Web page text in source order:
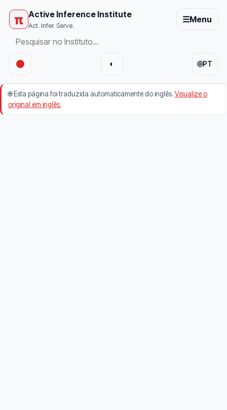
π Active Inference Institute
Act. Infer. Serve.
☰Menu
🌐PT
◐
🌐Esta página foi traduzida automaticamente do inglês. Visualize o
original em inglês.